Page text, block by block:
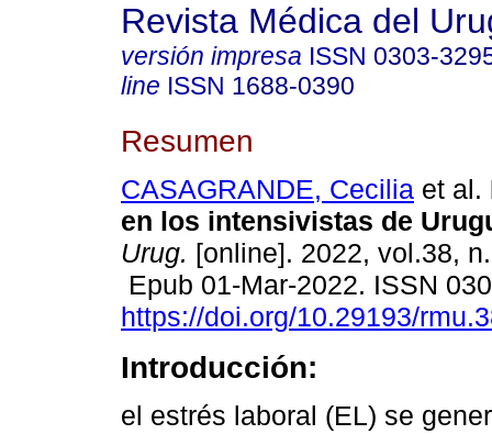
Revista Médica del
versión impresa ISSN 0303-
line ISSN 1688-0390
Resumen
CASAGRANDE, Cecilia et al.
en los intensivistas de
Urug. [online]. 2022, vol.38,
Epub 01-Mar-2022. ISSN
https://doi.org/10.29193/
Introducción:
el estrés laboral (EL) se